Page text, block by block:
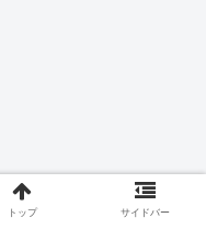
トップ サイドバー